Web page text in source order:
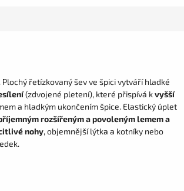
. Plochý řetízkovaný šev ve špici vytváří hladké
(zdvojené pletení), které přispívá kvyšší
a hladkým ukončením špice. Elastický úplet
rozšířeným a povoleným lemem a
nohy, objemnější lýtka a kotníky nebo